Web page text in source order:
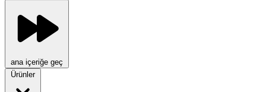
ana içeriğe geç
Ürünler